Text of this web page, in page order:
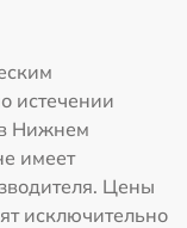
истечении
Нижнем
имеет
Цены
исключительно